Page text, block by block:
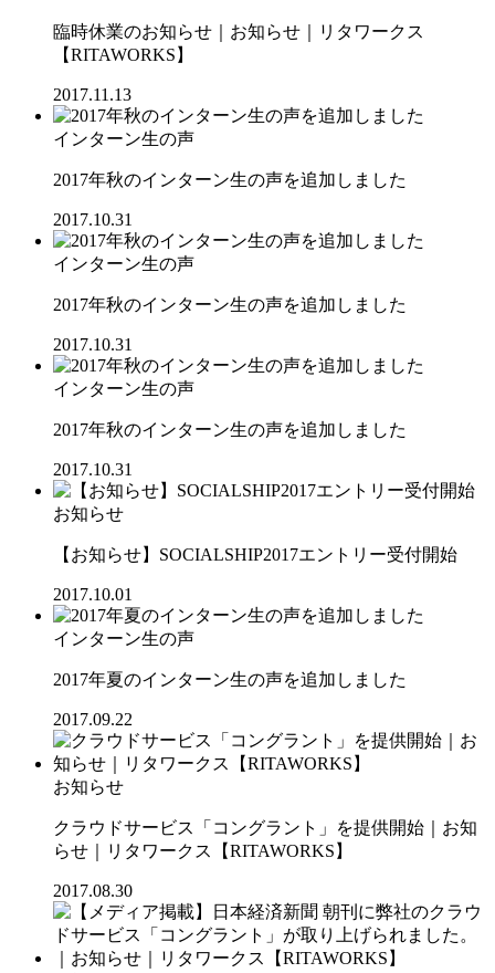
臨時休業のお知らせ｜お知らせ｜リタワークス
【RITAWORKS】
2017.11.13
インターン生の声
2017年秋のインターン生の声を追加しました
2017.10.31
インターン生の声
2017年秋のインターン生の声を追加しました
2017.10.31
インターン生の声
2017年秋のインターン生の声を追加しました
2017.10.31
お知らせ
【お知らせ】SOCIALSHIP2017エントリー受付開始
2017.10.01
インターン生の声
2017年夏のインターン生の声を追加しました
2017.09.22
お知らせ
クラウドサービス「コングラント」を提供開始｜お知
らせ｜リタワークス【RITAWORKS】
2017.08.30